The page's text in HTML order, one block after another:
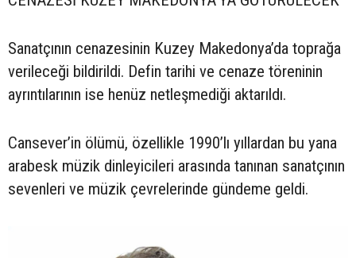
Sanatçının cenazesinin Kuzey Makedonya’da toprağa
verileceği bildirildi. Defin tarihi ve cenaze töreninin
ayrıntılarının ise henüz netleşmediği aktarıldı.
Cansever’in ölümü, özellikle 1990’lı yıllardan bu yana
arabesk müzik dinleyicileri arasında tanınan sanatçının
sevenleri ve müzik çevrelerinde gündeme geldi.